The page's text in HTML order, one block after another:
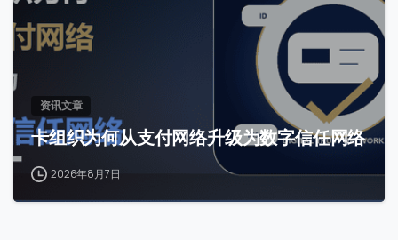
资讯文章
卡组织为何从支付网络升级为数字信任网络
2026年8月7日